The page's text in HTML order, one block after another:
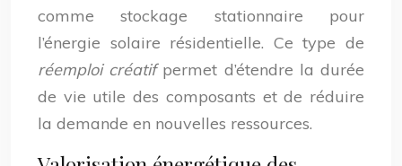
comme stockage stationnaire pour
l’énergie solaire résidentielle. Ce type de
réemploi créatif permet d’étendre la durée
de vie utile des composants et de réduire
la demande en nouvelles ressources.